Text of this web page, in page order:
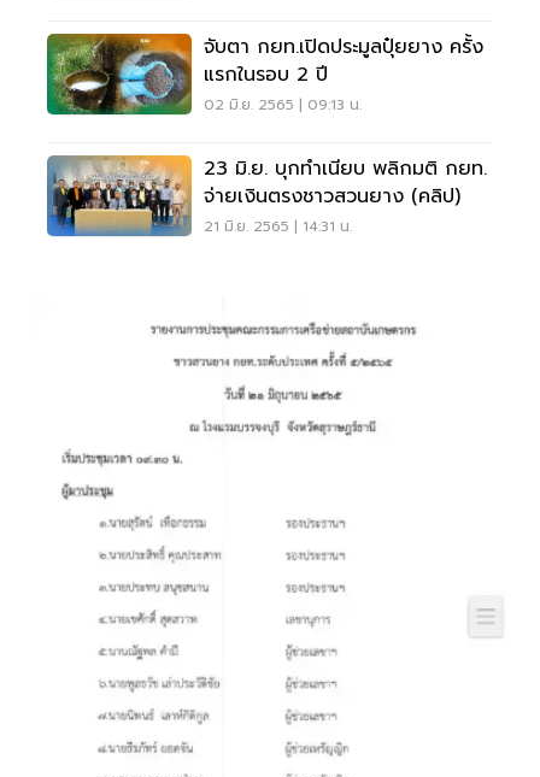
จับตา กยท.เปิดประมูลปุ๋ยยาง ครั้ง
แรกในรอบ 2 ปี
02 มิ.ย. 2565 | 09:13 น.
23 มิ.ย. บุกทำเนียบ พลิกมติ กยท.
จ่ายเงินตรงชาวสวนยาง (คลิป)
21 มิ.ย. 2565 | 14:31 น.